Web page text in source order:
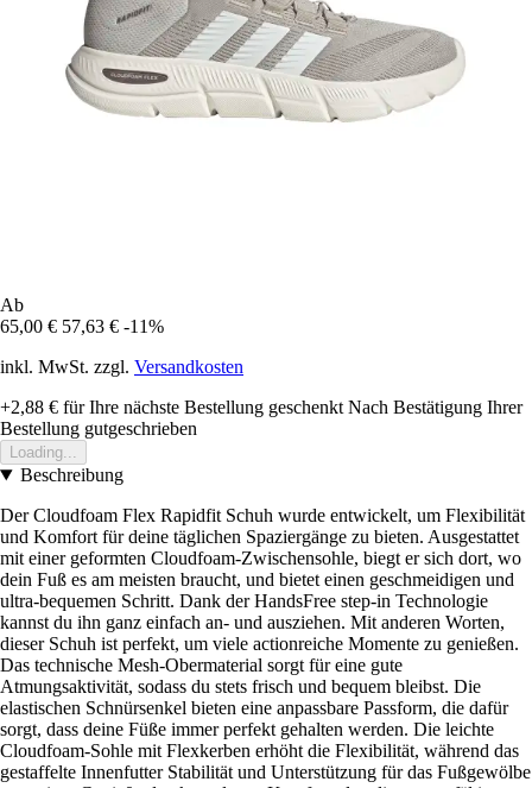
Ab
65,00 € 57,63 € -11%
inkl. MwSt. zzgl. Versandkosten
+2,88 € für Ihre nächste Bestellung geschenkt Nach Bestätigung Ihrer
Bestellung gutgeschrieben
Loading...
Beschreibung
Der Cloudfoam Flex Rapidfit Schuh wurde entwickelt, um Flexibilität
und Komfort für deine täglichen Spaziergänge zu bieten. Ausgestattet
mit einer geformten Cloudfoam-Zwischensohle, biegt er sich dort, wo
dein Fuß es am meisten braucht, und bietet einen geschmeidigen und
ultra-bequemen Schritt. Dank der HandsFree step-in Technologie
kannst du ihn ganz einfach an- und ausziehen. Mit anderen Worten,
dieser Schuh ist perfekt, um viele actionreiche Momente zu genießen.
Das technische Mesh-Obermaterial sorgt für eine gute
Atmungsaktivität, sodass du stets frisch und bequem bleibst. Die
elastischen Schnürsenkel bieten eine anpassbare Passform, die dafür
sorgt, dass deine Füße immer perfekt gehalten werden. Die leichte
Cloudfoam-Sohle mit Flexkerben erhöht die Flexibilität, während das
gestaffelte Innenfutter Stabilität und Unterstützung für das Fußgewölbe